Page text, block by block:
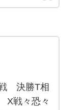
決勝T相
X戦々恐々